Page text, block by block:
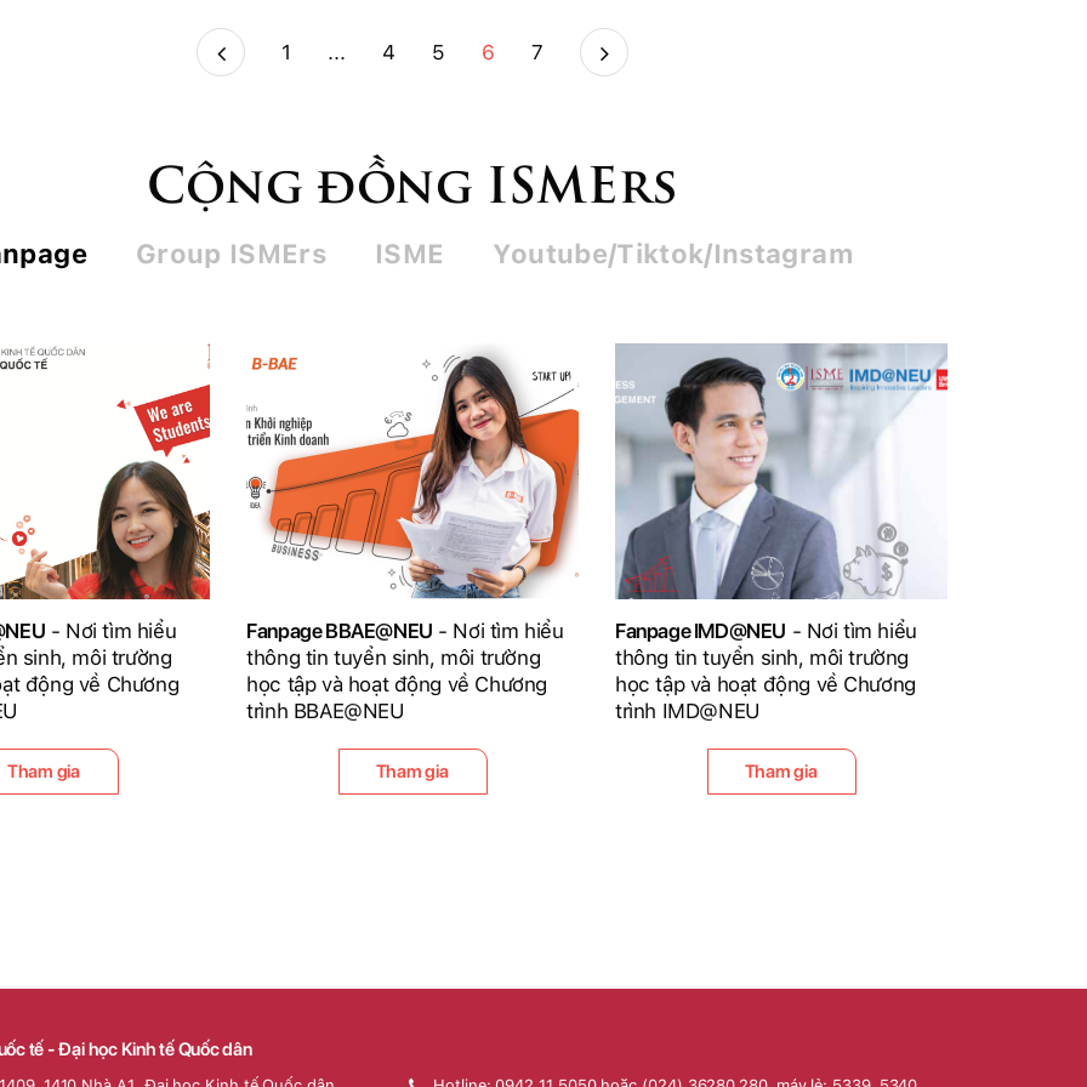
1 ... 4 5 6 7
Cộng đồng ISMErs
Group ISMErs ISME Youtube/Tiktok/Instagram
- Nơi tìm hiểu
sinh, môi trường
động về Chương
Tham gia
Fanpage BBAE@NEU - Nơi tìm hiểu
thông tin tuyển sinh, môi trường
học tập và hoạt động về Chương
trình BBAE@NEU
Tham gia
Fanpage IMD@NEU - Nơi tìm hiểu
thông tin tuyển sinh, môi trường
học tập và hoạt động về Chương
trình IMD@NEU
Tham gia
tế - Đại học Kinh tế Quốc dân